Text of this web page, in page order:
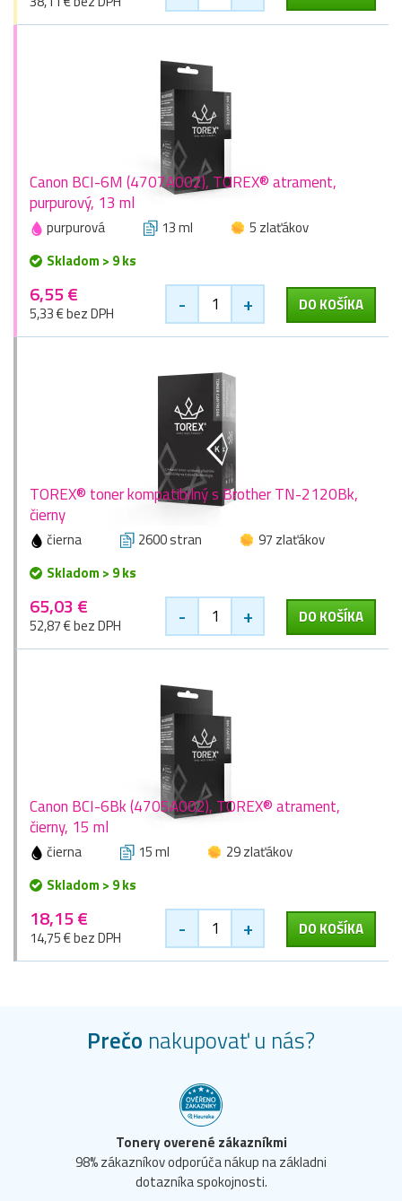
Canon BCI-6M (4707A002), TOREX® atrament,
purpurový, 13 ml
purpurová 13 ml
5 zlaťákov
Skladom > 9 ks
6,55 €
5,33 € bez DPH - + DO KOŠÍKA
TOREX® toner kompatibilný s Brother TN-2120Bk,
čierny
čierna 2600 stran
97 zlaťákov
Skladom > 9 ks
65,03 €
52,87 € bez DPH - + DO KOŠÍKA
Canon BCI-6Bk (4705A002), TOREX® atrament,
čierny, 15 ml
čierna 15 ml
29 zlaťákov
Skladom > 9 ks
18,15 €
14,75 € bez DPH - + DO KOŠÍKA
Prečo nakupovať u nás?
Tonery overené zákazníkmi
98% zákazníkov odporúča nákup na základni
dotazníka spokojnosti.